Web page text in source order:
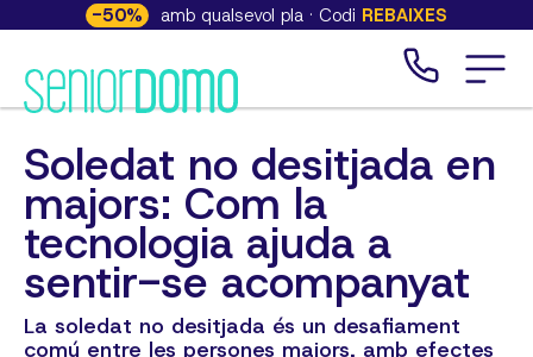
-50% amb qualsevol pla · Codi REBAIXES
Soledat no desitjada en
majors: Com la
tecnologia ajuda a
sentir-se acompanyat
La soledat no desitjada és un desafiament
comú entre les persones majors, amb efectes